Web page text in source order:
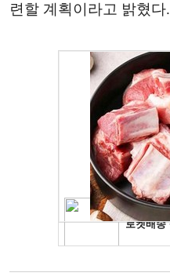
련할 계획이라고 밝혔다.